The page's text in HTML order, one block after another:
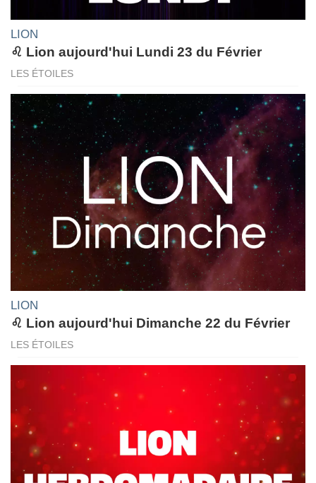
LION
♌ Lion aujourd'hui Lundi 23 du Février
LES ÉTOILES
LION
♌ Lion aujourd'hui Dimanche 22 du Février
LES ÉTOILES